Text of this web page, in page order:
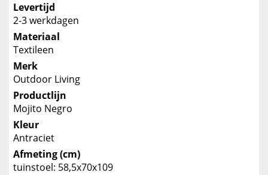
Levertijd
2-3 werkdagen
Materiaal
Textileen
Merk
Outdoor Living
Productlijn
Mojito Negro
Kleur
Antraciet
Afmeting (cm)
tuinstoel: 58,5x70x109